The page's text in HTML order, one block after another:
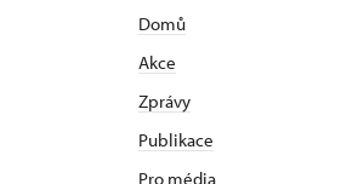
Domů
Akce
Zprávy
Publikace
Pro média